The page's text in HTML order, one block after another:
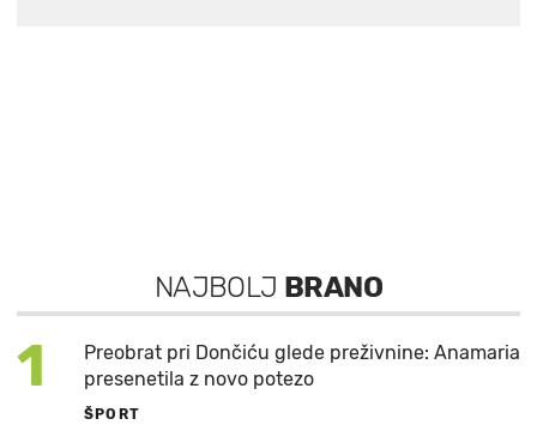
NAJBOLJ BRANO
1
Preobrat pri Dončiću glede preživnine: Anamaria
presenetila z novo potezo
ŠPORT